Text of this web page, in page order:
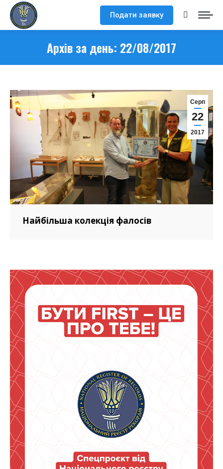
Подати заявку Search:
Архів за день: 22/08/2017
Серп
22
2017
Найбільша колекція фалосів